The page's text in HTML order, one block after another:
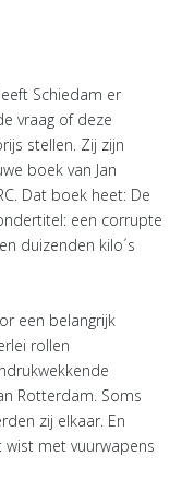
Schiedam er
vraag of deze
stellen. Zij zijn
boek van Jan
Dat boek heet: De
een corrupte
duizenden kilo´s
een belangrijk
rollen
Rotterdam. Soms
zij elkaar. En
met vuurwapens